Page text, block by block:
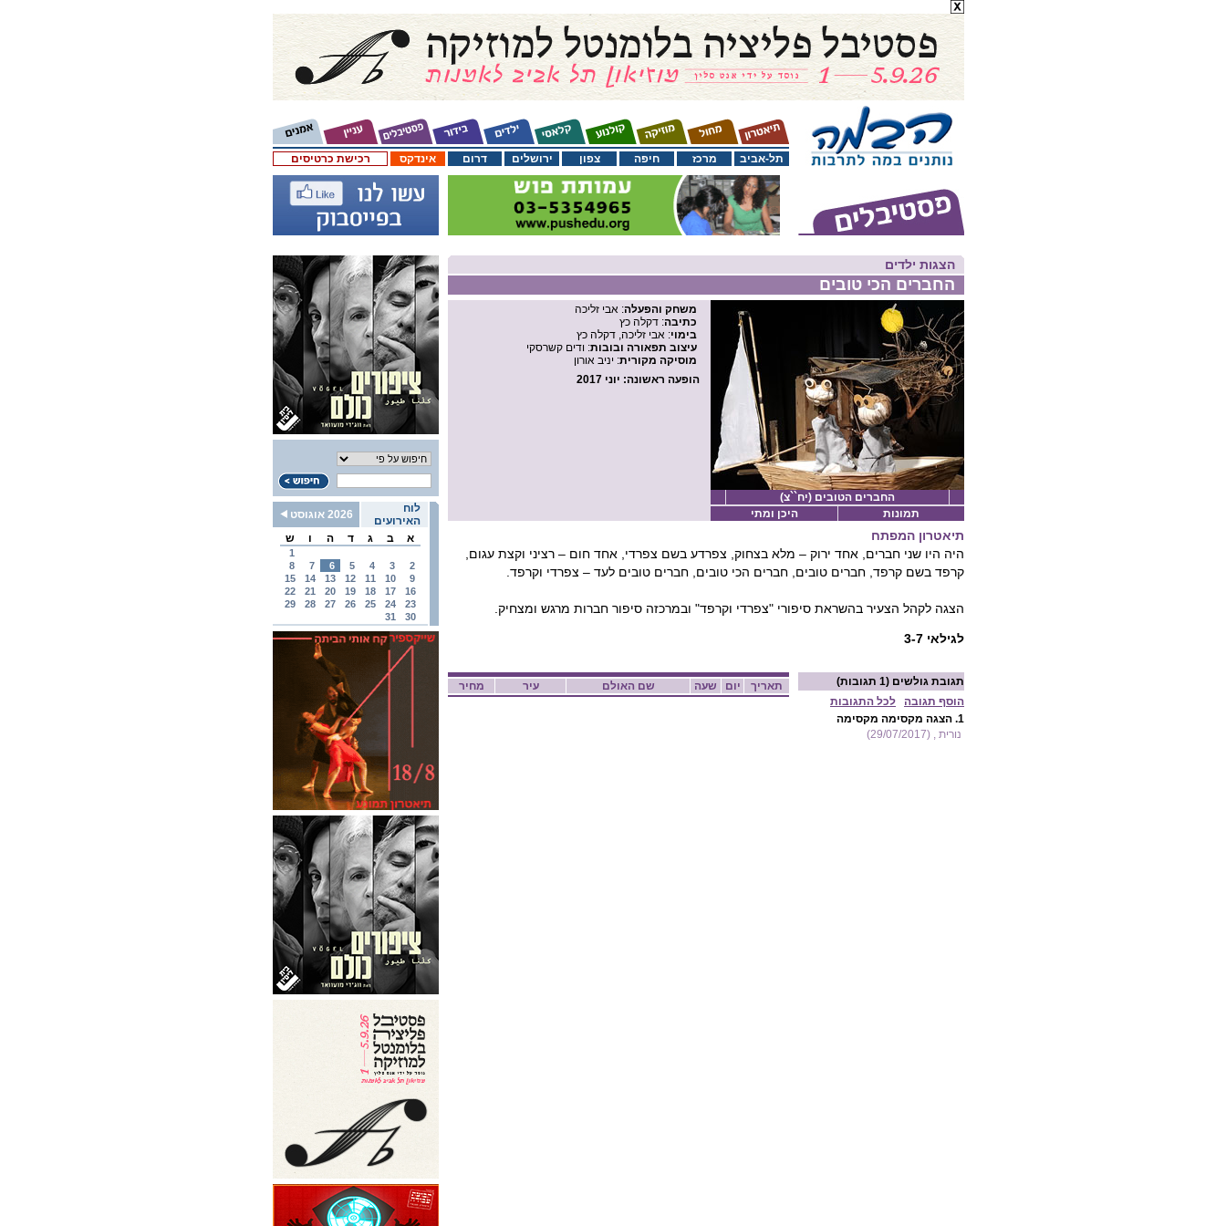
רכישת כרטיסים אינדקס דרום ירושלים צפון חיפה מרכז תל-אביב
לוח
האירועים
2026 אוגוסט
א
ב ג ד ה ו ש
1
2
3
4
5
6
7
8
9
10
11
12
13
14
15
16
17
18
19
20
21
22
23
24
25
26
27
28
29
30
31
הצגות ילדים
החברים הכי טובים
משחק והפעלה: אבי זליכה
כתיבה: דקלה כץ
בימוי: אבי זליכה, דקלה כץ
עיצוב תפאורה ובובות: ודים קשרסקי
מוסיקה מקורית: יניב אורון
הופעה ראשונה: יוני 2017
החברים הטובים (יח``צ)
תמונות
היכן ומתי
תיאטרון המפתח
היה היו שני חברים, אחד ירוק – מלא בצחוק, צפרדע בשם צפרדי, אחד חום – רציני וקצת עגום,
קרפד בשם קרפד, חברים טובים, חברים הכי טובים, חברים טובים לעד – צפרדי וקרפד.
הצגה לקהל הצעיר בהשראת סיפורי "צפרדי וקרפד" ובמרכזה סיפור חברות מרגש ומצחיק.
לגילאי 3-7
מחיר עיר שם האולם שעה יום תאריך תגובת גולשים (1 תגובות)
הוסף תגובה
לכל התגובות
1. הצגה מקסימה מקסימה
נורית , (29/07/2017)